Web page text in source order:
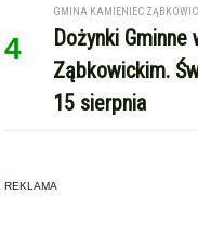
4
GMINA KAMIENIEC
Dożynki Gminne
Ząbkowickim.
15 sierpnia
REKLAMA